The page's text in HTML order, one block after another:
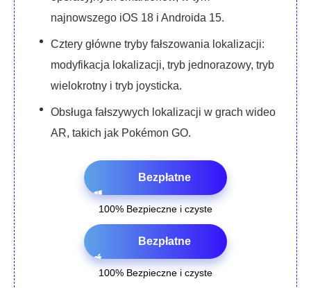
najnowszego iOS 18 i Androida 15.
Cztery główne tryby fałszowania lokalizacji:
modyfikacja lokalizacji, tryb jednorazowy, tryb
wielokrotny i tryb joysticka.
Obsługa fałszywych lokalizacji w grach wideo
AR, takich jak Pokémon GO.
Bezpłatne
pobieranie
100% Bezpieczne i czyste
Bezpłatne
pobieranie
100% Bezpieczne i czyste